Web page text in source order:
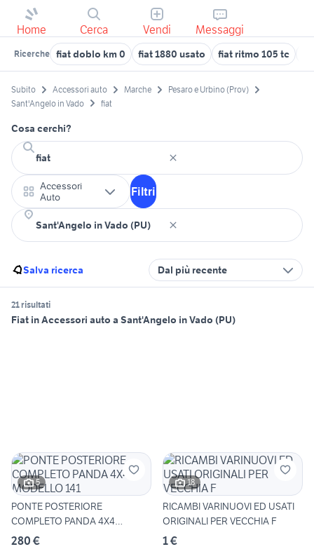
Home Cerca Vendi Messaggi
Ricerche fiat doblo km 0 fiat 1880 usato fiat ritmo 105 tc
Subito Accessori auto Marche
Pesaro e Urbino (Prov)
Sant'Angelo in Vado
fiat
Cosa cerchi?
Accessori
Auto
Filtri
Salva ricerca Dal più recente
21 risultati
Fiat in Accessori auto a Sant'Angelo in Vado (PU)
5
PONTE POSTERIORE
COMPLETO PANDA 4X4
MODELLO 141
280 €
18
RICAMBI VARINUOVI ED USATI
ORIGINALI PER VECCHIA F
1 €